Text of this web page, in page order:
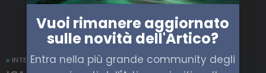
INTERVISTE POLITICA RUSSIA
Vuoi rimanere aggiornato
sulle novità dell'Artico?
Entra nella più grande community degli